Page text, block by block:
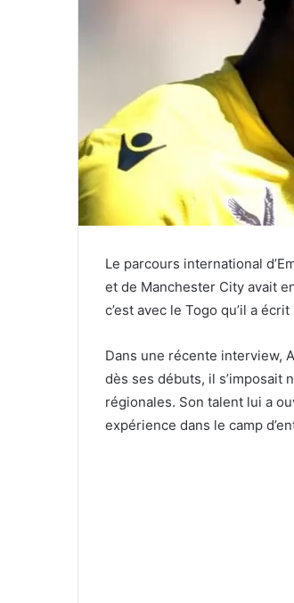
Le parcours international
et de Manchester City avait
c’est avec le Togo qu’il a
Dans une récente interview,
dès ses débuts, il s’imposait
régionales. Son talent lui a
expérience dans le camp